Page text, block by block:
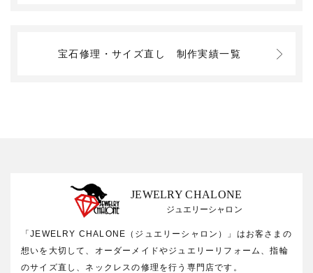
宝石修理・サイズ直し 制作実績一覧
JEWELRY CHALONE
ジュエリーシャロン
「JEWELRY CHALONE（ジュエリーシャロン）」はお客さまの
想いを大切して、オーダーメイドやジュエリーリフォーム、指輪
のサイズ直し、ネックレスの修理を行う専門店です。